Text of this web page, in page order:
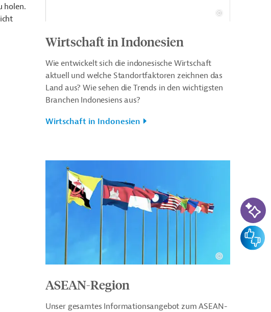
holen.
Wirtschaft in Indonesien
Wie entwickelt sich die indonesische Wirtschaft
aktuell und welche Standortfaktoren zeichnen das
Land aus? Wie sehen die Trends in den wichtigsten
Branchen Indonesiens aus?
Wirtschaft in Indonesien
ASEAN-Region
Unser gesamtes Informationsangebot zum ASEAN-
KI-